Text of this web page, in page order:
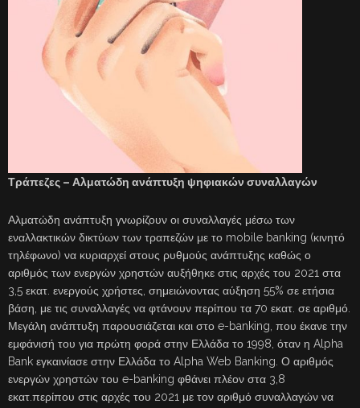
Τράπεζες – Αλματώδη ανάπτυξη ψηφιακών συναλλαγών
Αλματώδη ανάπτυξη γνωρίζουν οι συναλλαγές μέσω των
εναλλακτικών δικτύων των τραπεζών με το mobile banking (κινητό
τηλέφωνο) να κυριαρχεί στους ρυθμούς ανάπτυξης καθώς ο
αριθμός των ενεργών χρηστών αυξήθηκε στις αρχές του 2021 στα
3,5 εκατ. ενεργούς χρήστες, σημειώνοντας αύξηση 55% σε ετήσια
βάση, με τις συναλλαγές να φτάνουν περίπου τα 70 εκατ. σε αριθμό.
Μεγάλη ανάπτυξη παρουσιάζεται και στο e-banking, που έκανε την
εμφάνισή του για πρώτη φορά στην Ελλάδα το 1998, όταν η Alpha
Bank εγκαινίασε στην Ελλάδα το Alpha Web Banking. Ο αριθμός
ενεργών χρηστών του e-banking φθάνει πλέον στα 3,8
εκατ.περίπου στις αρχές του 2021 με τον αριθμό συναλλαγών να